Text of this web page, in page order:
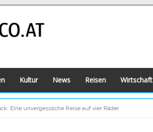
Kultur News Reisen Wirtschaft
Eine unvergessliche Reise auf vier Räder